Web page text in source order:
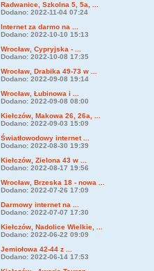
Radwanice, Szkolna 5, 5a, ...
Dodano: 2022-11-04 07:24
Internet za darmo na ...
Dodano: 2022-10-10 15:13
Wrocław, Cypryjska - ...
Dodano: 2022-10-08 17:35
Wrocław, Drabika 49-73 w ...
Dodano: 2022-09-08 19:14
Wrocław, Łubinowa i ...
Dodano: 2022-09-08 08:00
Kiełczów, Makowa 26, 26a, ...
Dodano: 2022-09-03 15:09
Światłowodowy internet ...
Dodano: 2022-08-30 19:39
Kiełczów, Zielona 43 w ...
Dodano: 2022-08-17 19:56
Wrocław, Brzeska 18 - nowa ...
Dodano: 2022-07-26 17:09
Darmowy internet na ...
Dodano: 2022-07-07 17:30
Kiełczów, Nadolice Wielkie, ...
Dodano: 2022-06-22 09:09
Jemiołowa 42-44 z ...
Dodano: 2022-06-14 17:53